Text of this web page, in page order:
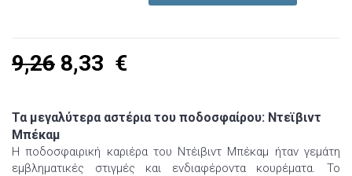
9,26 8,33 €
Τα μεγαλύτερα αστέρια του ποδοσφαίρου: Ντεϊβιντ
Μπέκαμ
Η ποδοσφαιρική καριέρα του Ντέιβιντ Μπέκαμ ήταν γεμάτη
εμβληματικές στιγμές και ενδιαφέροντα κουρέματα. Το